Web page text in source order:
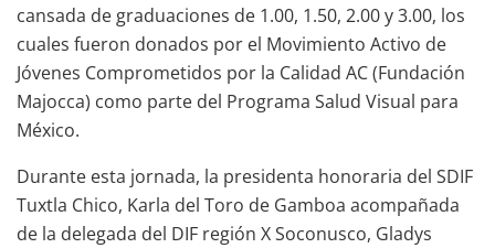
cansada de graduaciones de 1.00, 1.50, 2.00 y 3.00, los
cuales fueron donados por el Movimiento Activo de
Jóvenes Comprometidos por la Calidad AC (Fundación
Majocca) como parte del Programa Salud Visual para
México.
Durante esta jornada, la presidenta honoraria del SDIF
Tuxtla Chico, Karla del Toro de Gamboa acompañada
de la delegada del DIF región X Soconusco, Gladys